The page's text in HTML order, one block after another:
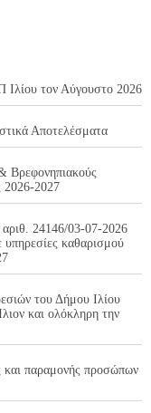
Ιλίου τον Αύγουστο 2026
Αποτελέσματα
Βρεφονηπιακούς
2026-2027
24146/03-07-2026
καθαρισμού
του Δήμου Ιλίου
και ολόκληρη την
και παραμονής προσώπων